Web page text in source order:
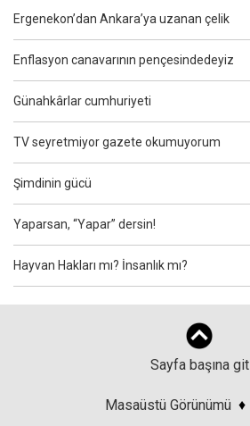
Ergenekon’dan Ankara’ya uzanan çelik
Enflasyon canavarının pençesindedeyiz
Günahkârlar cumhuriyeti
TV seyretmiyor gazete okumuyorum
Şimdinin gücü
Yaparsan, “Yapar” dersin!
Hayvan Hakları mı? İnsanlık mı?
Sayfa başına git
Masaüstü Görünümü ♦